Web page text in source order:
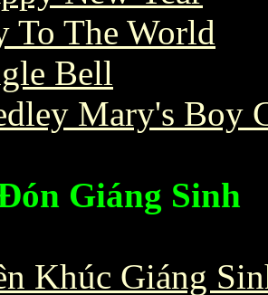
To The World
Bell
Mary's Boy
Giáng Sinh
Khúc Giáng